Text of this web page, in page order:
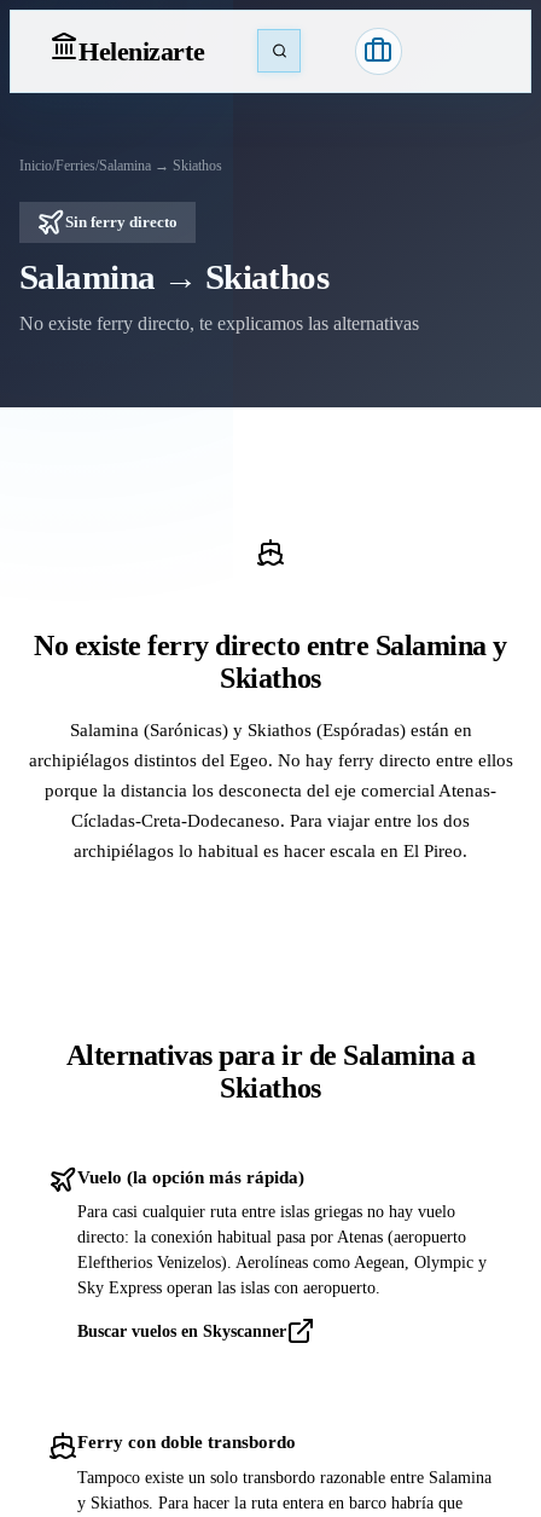
Helenizarte
Inicio/Ferries/Salamina → Skiathos
Sin ferry directo
Salamina → Skiathos
No existe ferry directo, te explicamos las alternativas
No existe ferry directo entre Salamina y
Skiathos
Salamina (Sarónicas) y Skiathos (Espóradas) están en
archipiélagos distintos del Egeo. No hay ferry directo entre ellos
porque la distancia los desconecta del eje comercial Atenas-
Cícladas-Creta-Dodecaneso. Para viajar entre los dos
archipiélagos lo habitual es hacer escala en El Pireo.
Alternativas para ir de Salamina a
Skiathos
Vuelo (la opción más rápida)
Para casi cualquier ruta entre islas griegas no hay vuelo
directo: la conexión habitual pasa por Atenas (aeropuerto
Eleftherios Venizelos). Aerolíneas como Aegean, Olympic y
Sky Express operan las islas con aeropuerto.
Buscar vuelos en Skyscanner
Ferry con doble transbordo
Tampoco existe un solo transbordo razonable entre Salamina
y Skiathos. Para hacer la ruta entera en barco habría que